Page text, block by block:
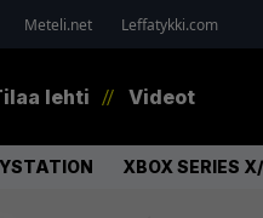
Meteli.net Leffatykki.com
lehti Videot
XBOX SERIES